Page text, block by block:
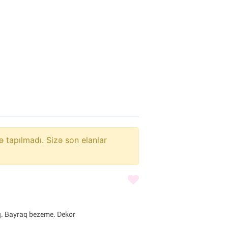
tapılmadı. Sizə son elanlar
Bayraq bezeme. Dekor